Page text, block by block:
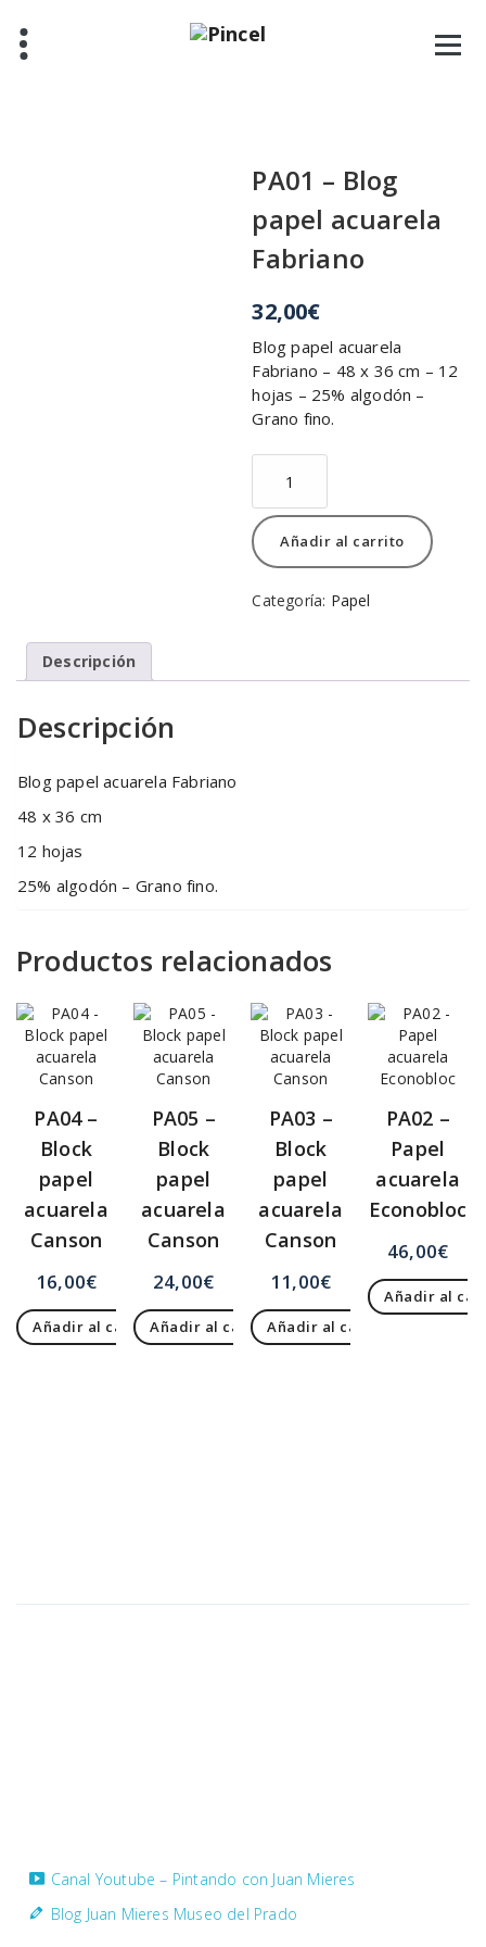
contenido
PA01 – Blog
papel acuarela
Fabriano
32,00€
Blog papel acuarela
Fabriano – 48 x 36 cm – 12
hojas – 25% algodón –
Grano fino.
PA01
Blog
papel
acuarela
Fabriano
cantidad
Añadir al carrito
Categoría: Papel
Descripción
Descripción
Blog papel acuarela Fabriano
48 x 36 cm
12 hojas
25% algodón – Grano fino.
Productos relacionados
PA04 –
Block
papel
acuarela
Canson
16,00€
Añadir al carrito
PA05 –
Block
papel
acuarela
Canson
24,00€
Añadir al carrito
PA03 –
Block
papel
acuarela
Canson
11,00€
Añadir al carrito
PA02 –
Papel
acuarela
Econobloc
46,00€
Añadir al
Canal Youtube – Pintando con Juan Mieres
Blog Juan Mieres Museo del Prado